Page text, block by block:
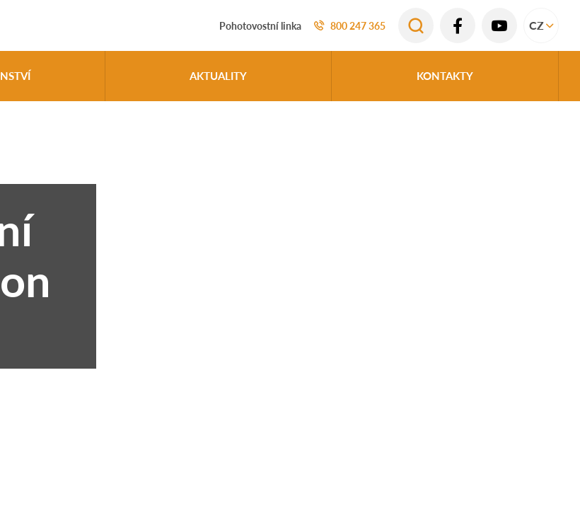
Pohotovostní linka
800 247 365 CZ
AKTUALITY KONTAKTY